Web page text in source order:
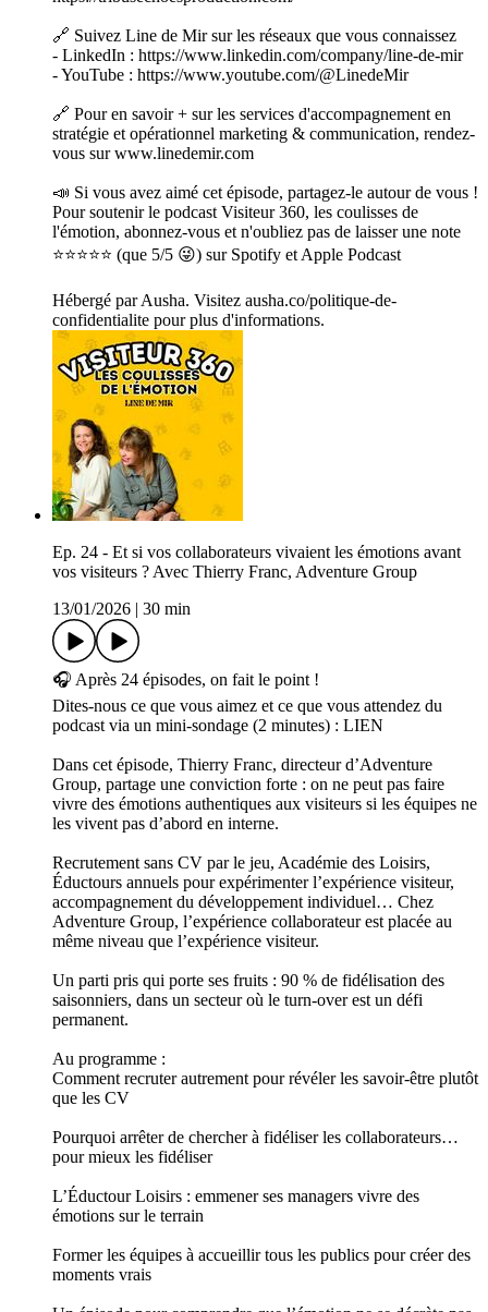
🔗 Suivez Line de Mir sur les réseaux que vous connaissez
- LinkedIn : https://www.linkedin.com/company/line-de-mir
- YouTube : https://www.youtube.com/@LinedeMir
🔗 Pour en savoir + sur les services d'accompagnement en
stratégie et opérationnel marketing & communication, rendez-
vous sur www.linedemir.com
📣 Si vous avez aimé cet épisode, partagez-le autour de vous !
Pour soutenir le podcast Visiteur 360, les coulisses de
l'émotion, abonnez-vous et n'oubliez pas de laisser une note
⭐⭐⭐⭐⭐ (que 5/5 😜) sur Spotify et Apple Podcast
Hébergé par Ausha. Visitez ausha.co/politique-de-
confidentialite pour plus d'informations.
Ep. 24 - Et si vos collaborateurs vivaient les émotions avant
vos visiteurs ? Avec Thierry Franc, Adventure Group
13/01/2026
30 min
🎧 Après 24 épisodes, on fait le point !
Dites-nous ce que vous aimez et ce que vous attendez du
podcast via un mini-sondage (2 minutes) : LIEN
Dans cet épisode, Thierry Franc, directeur d’Adventure
Group, partage une conviction forte : on ne peut pas faire
vivre des émotions authentiques aux visiteurs si les équipes ne
les vivent pas d’abord en interne.
Recrutement sans CV par le jeu, Académie des Loisirs,
Éductours annuels pour expérimenter l’expérience visiteur,
accompagnement du développement individuel… Chez
Adventure Group, l’expérience collaborateur est placée au
même niveau que l’expérience visiteur.
Un parti pris qui porte ses fruits : 90 % de fidélisation des
saisonniers, dans un secteur où le turn-over est un défi
permanent.
Au programme :
Comment recruter autrement pour révéler les savoir-être plutôt
que les CV
Pourquoi arrêter de chercher à fidéliser les collaborateurs…
pour mieux les fidéliser
L’Éductour Loisirs : emmener ses managers vivre des
émotions sur le terrain
Former les équipes à accueillir tous les publics pour créer des
moments vrais